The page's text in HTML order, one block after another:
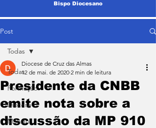
Bispo Diocesano
Post
Todas
Formação
Diocese
Mundo
Todas
Presidente da CNBB
emite nota sobre a
discussão da MP 910
Diocese de Cruz das Almas
12 de mai. de 2020 2 min de leitura